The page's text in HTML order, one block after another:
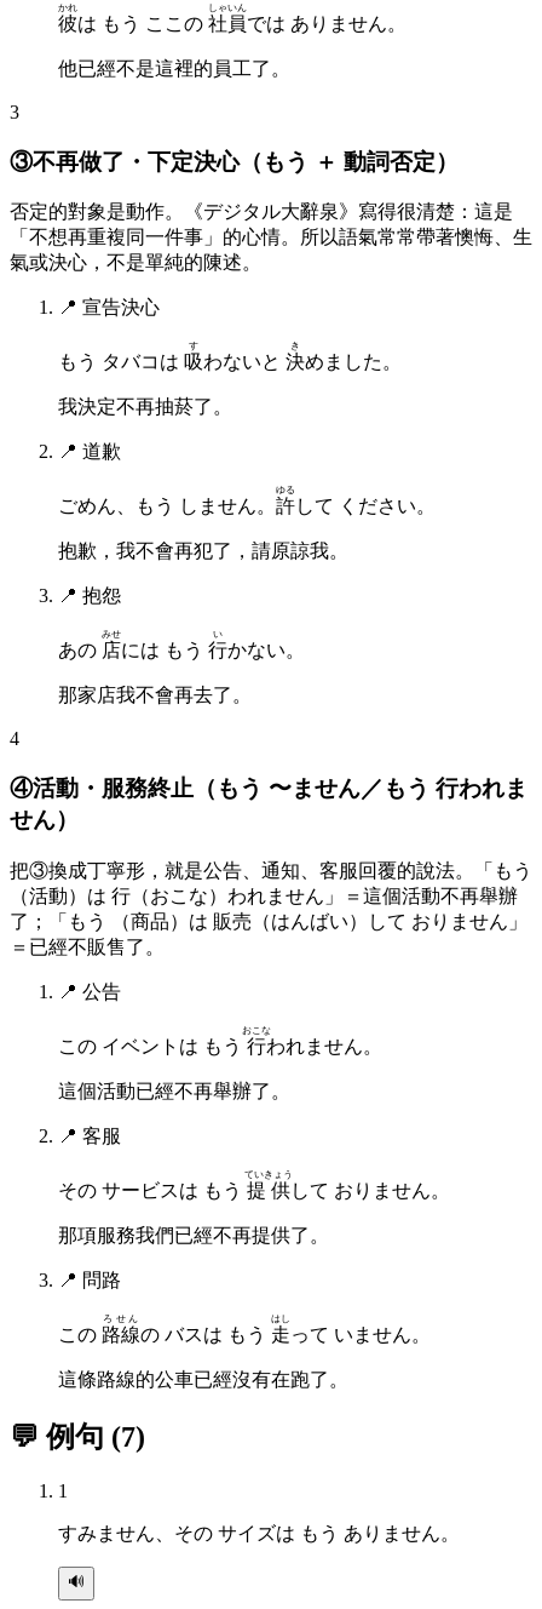
彼
かれ
は もう ここの 社員
しゃいん
では ありません。
他已經不是這裡的員工了。
3
③不再做了・下定決心（もう ＋ 動詞否定）
否定的對象是動作。《デジタル大辭泉》寫得很清楚：這是
「不想再重複同一件事」的心情。所以語氣常常帶著懊悔、生
氣或決心，不是單純的陳述。
📍 宣告決心
もう タバコは 吸
す
わないと 決
き
めました。
我決定不再抽菸了。
📍 道歉
ごめん、もう しません。 許
ゆる
して ください。
抱歉，我不會再犯了，請原諒我。
📍 抱怨
あの 店
みせ
には もう 行
い
かない。
那家店我不會再去了。
4
④活動・服務終止（もう 〜ません／もう 行われま
せん）
把③換成丁寧形，就是公告、通知、客服回覆的說法。「もう
（活動）は 行（おこな）われません」＝這個活動不再舉辦
了；「もう （商品）は 販売（はんばい）して おりません」
＝已經不販售了。
📍 公告
この イベントは もう 行
おこな
われません。
這個活動已經不再舉辦了。
📍 客服
その サービスは もう 提供
ていきょう
して おりません。
那項服務我們已經不再提供了。
📍 問路
この 路線
ろせん
の バスは もう 走
はし
って いません。
這條路線的公車已經沒有在跑了。
💬 例句 (7)
1
すみません、その サイズは もう ありません。
🔊